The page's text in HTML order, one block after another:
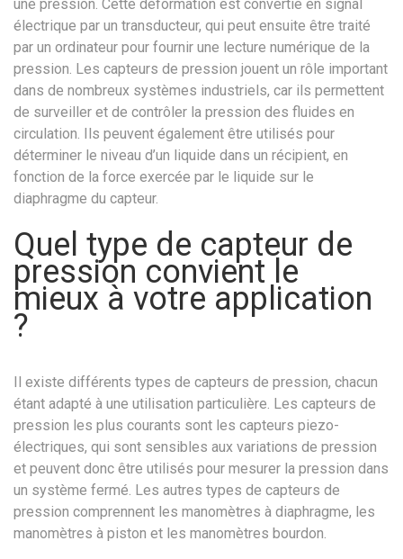
une pression. Cette déformation est convertie en signal
électrique par un transducteur, qui peut ensuite être traité
par un ordinateur pour fournir une lecture numérique de la
pression. Les capteurs de pression jouent un rôle important
dans de nombreux systèmes industriels, car ils permettent
de surveiller et de contrôler la pression des fluides en
circulation. Ils peuvent également être utilisés pour
déterminer le niveau d’un liquide dans un récipient, en
fonction de la force exercée par le liquide sur le
diaphragme du capteur.
Quel type de capteur de
pression convient le
mieux à votre application
?
Il existe différents types de capteurs de pression, chacun
étant adapté à une utilisation particulière. Les capteurs de
pression les plus courants sont les capteurs piezo-
électriques, qui sont sensibles aux variations de pression
et peuvent donc être utilisés pour mesurer la pression dans
un système fermé. Les autres types de capteurs de
pression comprennent les manomètres à diaphragme, les
manomètres à piston et les manomètres bourdon.